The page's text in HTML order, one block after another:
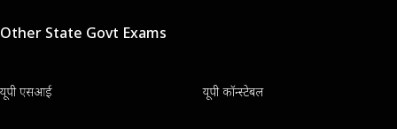
Other State Govt Exams
यूपी एसआई यूपी कॉन्स्टेबल